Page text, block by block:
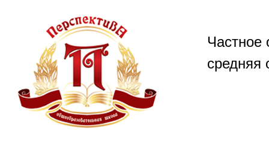
содержимому
Частное
средняя